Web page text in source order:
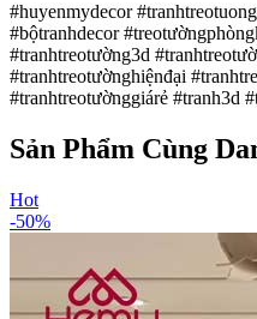
#huyenmydecor
#bộtranhdecor
#tranhtreotường3d
#tranhtreotườnghiệnđại
#tranhtreotườnggiárẻ #tranh3d
Sản Phẩm Cùng
Hot
-50%